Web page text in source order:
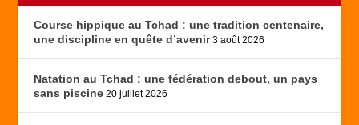
Course hippique au Tchad : une tradition centenaire,
une discipline en quête d’avenir 3 août 2026
Natation au Tchad : une fédération debout, un pays
sans piscine 20 juillet 2026